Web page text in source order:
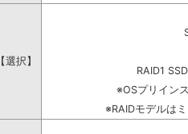
択】
RAID1
※OSプリイン
※RAIDモデルは